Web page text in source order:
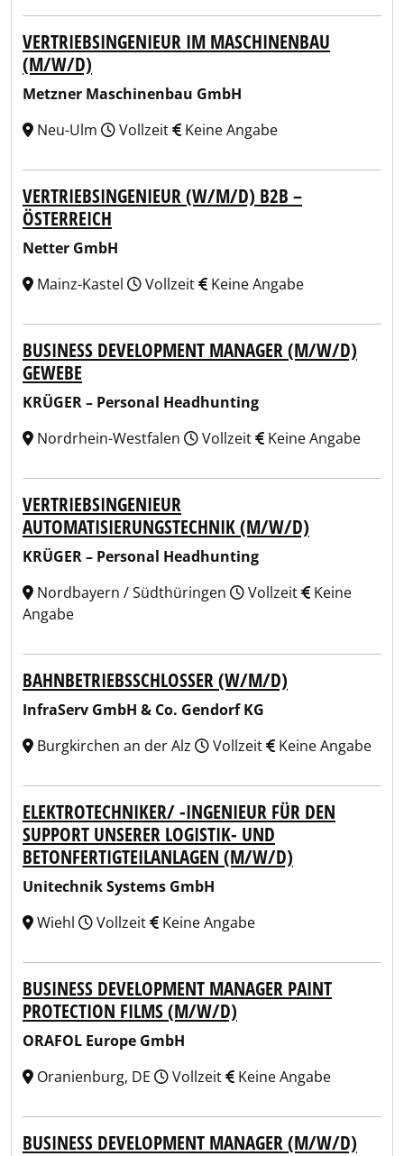
VERTRIEBSINGENIEUR IM MASCHINENBAU
(M/W/D)
Metzner Maschinenbau GmbH
Neu-Ulm
Vollzeit Keine Angabe
VERTRIEBSINGENIEUR (W/M/D) B2B –
ÖSTERREICH
Netter GmbH
Mainz-Kastel
Vollzeit Keine Angabe
BUSINESS DEVELOPMENT MANAGER (M/W/D)
GEWEBE
KRÜGER – Personal Headhunting
Nordrhein-Westfalen
Vollzeit Keine Angabe
VERTRIEBSINGENIEUR
AUTOMATISIERUNGSTECHNIK (M/W/D)
KRÜGER – Personal Headhunting
Nordbayern / Südthüringen
Vollzeit
Keine
Angabe
BAHNBETRIEBSSCHLOSSER (W/M/D)
InfraServ GmbH & Co. Gendorf KG
Burgkirchen an der Alz
Vollzeit Keine Angabe
ELEKTROTECHNIKER/ -INGENIEUR FÜR DEN
SUPPORT UNSERER LOGISTIK- UND
BETONFERTIGTEILANLAGEN (M/W/D)
Unitechnik Systems GmbH
Wiehl
Vollzeit Keine Angabe
BUSINESS DEVELOPMENT MANAGER PAINT
PROTECTION FILMS (M/W/D)
ORAFOL Europe GmbH
Oranienburg, DE
Vollzeit Keine Angabe
BUSINESS DEVELOPMENT MANAGER (M/W/D)